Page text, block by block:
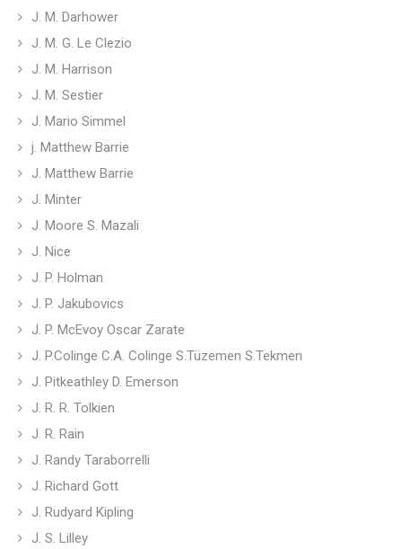
J. M. Darhower
J. M. G. Le Clezio
J. M. Harrison
J. M. Sestier
J. Mario Simmel
j. Matthew Barrie
J. Matthew Barrie
J. Minter
J. Moore S. Mazali
J. Nice
J. P. Holman
J. P. Jakubovics
J. P. McEvoy Oscar Zarate
J. P.Colinge C.A. Colinge S.Tüzemen S.Tekmen
J. Pitkeathley D. Emerson
J. R. R. Tolkien
J. R. Rain
J. Randy Taraborrelli
J. Richard Gott
J. Rudyard Kipling
J. S. Lilley